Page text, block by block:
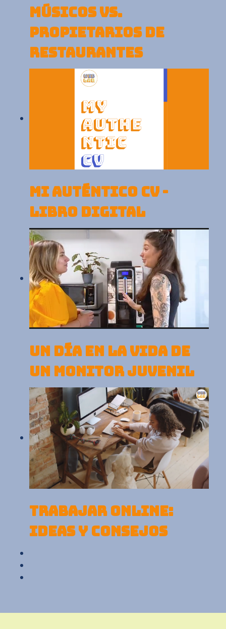
MÚSICOS VS.
PROPIETARIOS DE
RESTAURANTES
MI AUTÉNTICO CV -
LIBRO DIGITAL
UN DÍA EN LA VIDA DE
UN MONITOR JUVENIL
TRABAJAR ONLINE:
IDEAS Y CONSEJOS